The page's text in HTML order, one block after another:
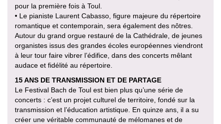
pour la première fois à Toul.
• Le pianiste Laurent Cabasso, figure majeure du répertoire
romantique et contemporain, sera également des nôtres.
Autour du grand orgue restauré de la Cathédrale, de jeunes
organistes issus des grandes écoles européennes viendront
à leur tour faire vibrer l’édifice, dans des concerts mêlant
audace et fidélité au répertoire.
15 ANS DE TRANSMISSION ET DE PARTAGE
Le Festival Bach de Toul est bien plus qu’une série de
concerts : c’est un projet culturel de territoire, fondé sur la
transmission et l’éducation artistique. En quinze ans, il a su
créer une véritable communauté de mélomanes et de